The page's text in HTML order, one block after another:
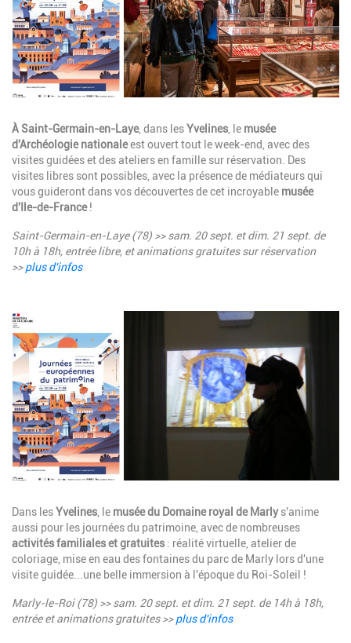
Description
À Saint-Germain-en-Laye, dans lesYvelines , le musée
d'Archéologie nationaleest ouvert tout le week-end, avec des
visites guidées et des ateliers en famille sur réservation. Des
visites libres sont possibles, avec la présence de médiateurs qui
vous guideront dans vos découvertes de cet incroyable musée
d'Ile-de-France!
Saint-Germain-en-Laye (78) >> sam. 20 sept. et dim. 21 sept. de
10h à 18h, entrée libre, et animations gratuites sur réservation
>>plus d'infos
Image
Description
Dans lesYvelines , le musée du Domaine royal de Marlys'anime
aussi pour les journées du patrimoine, avec de nombreuses
activités familiales et gratuites : réalité virtuelle, atelier de
coloriage, mise en eau des fontaines du parc de Marly lors d'une
visite guidée...une belle immersion à l'époque du Roi-Soleil !
Marly-le-Roi (78) >> sam. 20 sept. et dim. 21 sept. de 14h à 18h,
entrée et animations gratuites >>plus d'infos